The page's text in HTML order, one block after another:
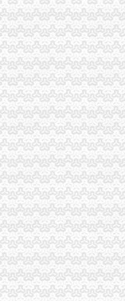
示
商工作会议精
作会精
税务
应急预案
工作会议精